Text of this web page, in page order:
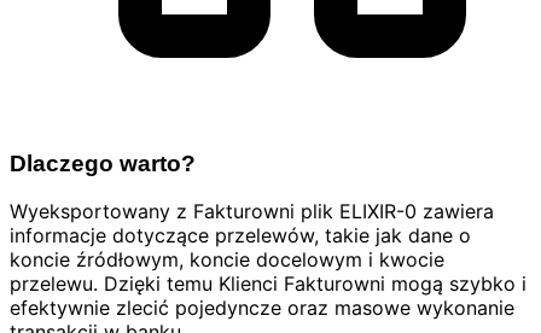
Dlaczego warto?
Wyeksportowany z Fakturowni plik ELIXIR-0 zawiera
informacje dotyczące przelewów, takie jak dane o
koncie źródłowym, koncie docelowym i kwocie
przelewu. Dzięki temu Klienci Fakturowni mogą szybko i
efektywnie zlecić pojedyncze oraz masowe wykonanie